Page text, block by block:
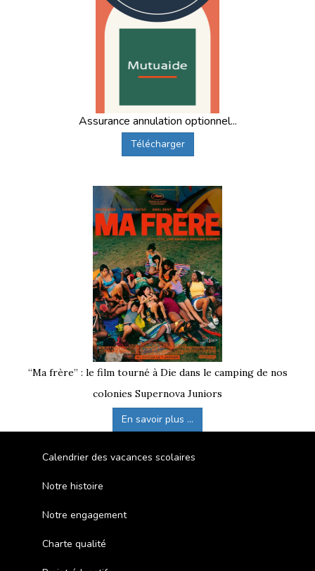
Assurance annulation optionnel...
Télécharger
“Ma frère” : le film tourné à Die dans le camping de nos
colonies Supernova Juniors
En savoir plus ...
Calendrier des vacances scolaires
Notre histoire
Notre engagement
Charte qualité